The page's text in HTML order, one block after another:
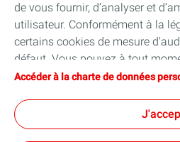
Financer les entreprises
Soutenir les projets
Accompagner à
de vous fournir, d’analyser et
utilisateur. Conformément à la
certains cookies de mesure
défaut. Vous pouvez à tout
paramètres de cookies en
vous acceptez le dépôt de
cas où vous cliquez sur « Je
Accéder à la charte de données